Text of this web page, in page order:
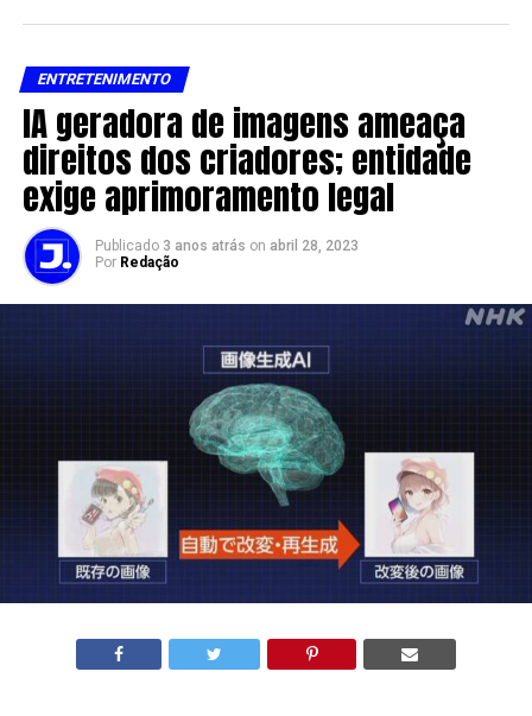
ENTRETENIMENTO
IA geradora de imagens ameaça
direitos dos criadores; entidade
exige aprimoramento legal
Publicado 3 anos atrás on abril 28, 2023
Por Redação